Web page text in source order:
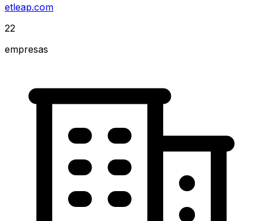
etleap.com
22
empresas